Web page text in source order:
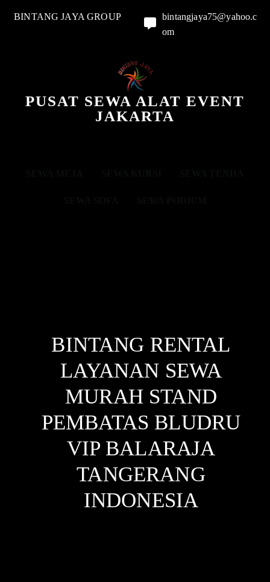
BINTANG JAYA GROUP
bintangjaya75@yahoo.c
om
PUSAT SEWA ALAT EVENT
JAKARTA
BINTANG RENTAL
LAYANAN SEWA
MURAH STAND
PEMBATAS BLUDRU
VIP BALARAJA
TANGERANG
INDONESIA